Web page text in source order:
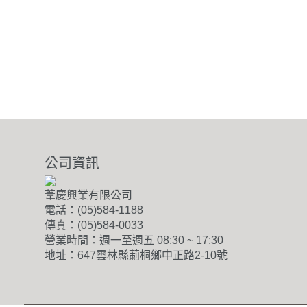
公司資訊
葦慶興業有限公司
電話：(05)584-1188
傳真：(05)584-0033
營業時間：週一至週五 08:30 ~ 17:30
地址：647雲林縣莿桐鄉中正路2-10號